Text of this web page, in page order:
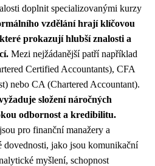
doplnit specializovanými kurzy
vzdělání hrají klíčovou
prokazují hlubší znalosti a
Mezi nejžádanější patří například
Certified Accountants), CFA
nebo CA (Chartered Accountant).
složení náročných
odbornost a kredibilitu.
pro finanční manažery a
dovednosti, jako jsou komunikační
myšlení, schopnost